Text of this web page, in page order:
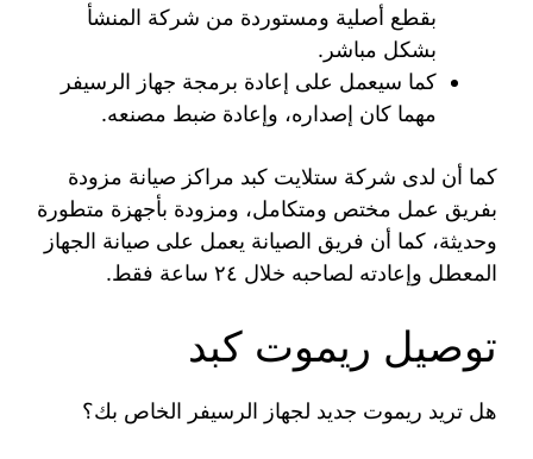
بقطع أصلية ومستوردة من شركة المنشأ
بشكل مباشر.
كما سيعمل على إعادة برمجة جهاز الرسيفر
مهما كان إصداره، وإعادة ضبط مصنعه.
كما أن لدى شركة ستلايت كبد مراكز صيانة مزودة
بفريق عمل مختص ومتكامل، ومزودة بأجهزة متطورة
وحديثة، كما أن فريق الصيانة يعمل على صيانة الجهاز
المعطل وإعادته لصاحبه خلال ٢٤ ساعة فقط.
توصيل ريموت كبد
هل تريد ريموت جديد لجهاز الرسيفر الخاص بك؟